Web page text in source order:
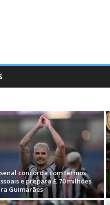
concorda com termos
e prepara £ 70 milhões
Guimarães